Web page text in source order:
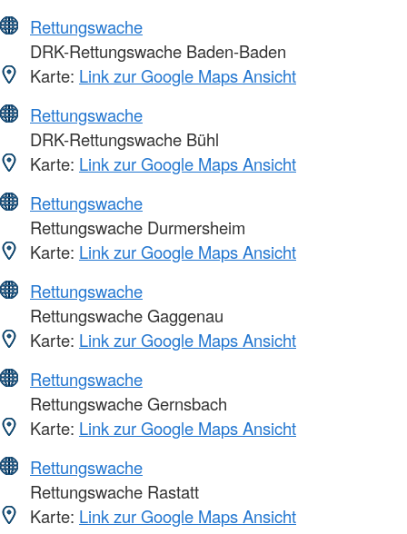
Rettungswache
DRK-Rettungswache Baden-Baden
Karte: Link zur Google Maps Ansicht
Rettungswache
DRK-Rettungswache Bühl
Karte: Link zur Google Maps Ansicht
Rettungswache
Rettungswache Durmersheim
Karte: Link zur Google Maps Ansicht
Rettungswache
Rettungswache Gaggenau
Karte: Link zur Google Maps Ansicht
Rettungswache
Rettungswache Gernsbach
Karte: Link zur Google Maps Ansicht
Rettungswache
Rettungswache Rastatt
Karte: Link zur Google Maps Ansicht